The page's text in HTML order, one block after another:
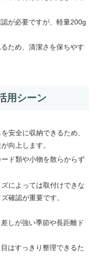
が必要ですが、軽量200g
ため、清潔さを保ちやす
用シーン
安全に収納できるため、
向上します。
ード類や小物を散らからず
によっては取付けできな
確認が重要です。
しが強い季節や長距離ド
はすっきり整理できるた